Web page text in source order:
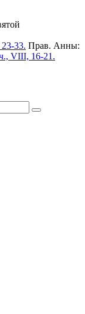
33. Прав. Анны:
VIII, 16-21.